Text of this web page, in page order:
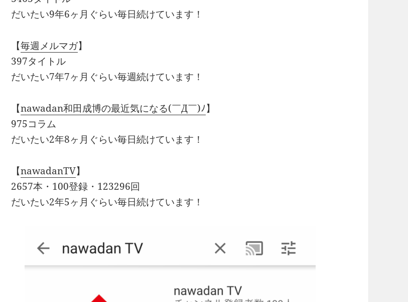
だいたい9年6ヶ月ぐらい毎日続けています！
【毎週メルマガ】
397タイトル
だいたい7年7ヶ月ぐらい毎週続けています！
【nawadan和田成博の最近気になる(￣Д￣)ﾉ】
975コラム
だいたい2年8ヶ月ぐらい毎日続けています！
【nawadanTV】
2657本・100登録・123296回
だいたい2年5ヶ月ぐらい毎日続けています！